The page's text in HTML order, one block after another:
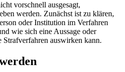
vorschnell ausgesagt,
werden. Zunächst ist zu klären,
oder Institution im Verfahren
wie sich eine Aussage oder
Strafverfahren auswirken kann.